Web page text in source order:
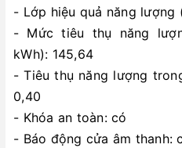
- Lớp hiệu quả năng lượng
- Mức tiêu thụ năng
kWh): 145,64
- Tiêu thụ năng lượng
0,40
- Khóa an toàn: có
- Báo động cửa âm thanh: